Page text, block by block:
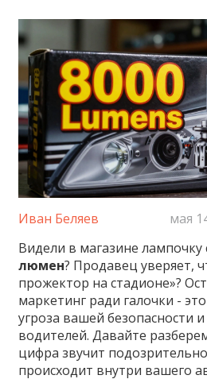
Иван Беляев мая
Видели в магазине лампочку
люмен? Продавец уверяет,
прожектор на стадионе»?
маркетинг ради галочки -
угроза вашей безопасности
водителей. Давайте
цифра звучит
происходит внутри вашего